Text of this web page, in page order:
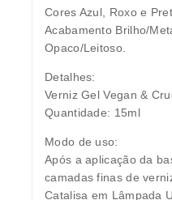
Cores Azul, Roxo e
Acabamento Brilho/
Opaco/Leitoso.
Detalhes:
Verniz Gel Vegan &
Quantidade: 15ml
Modo de uso:
Após a aplicação da
camadas finas de
Catalisa em Lâmpada